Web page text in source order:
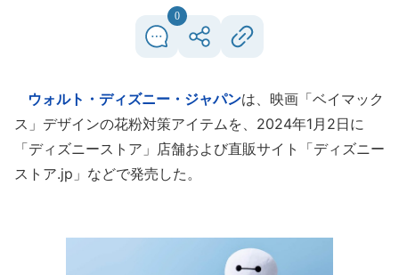
0
ウォルト・ディズニー・ジャパンは、映画「ベイマック
ス」デザインの花粉対策アイテムを、2024年1月2日に
「ディズニーストア」店舗および直販サイト「ディズニー
ストア.jp」などで発売した。